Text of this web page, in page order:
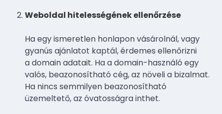
Weboldal hitelességének ellenőrzése
Ha egy ismeretlen honlapon vásárolnál, vagy
gyanús ajánlatot kaptál, érdemes ellenőrizni
a domain adatait. Ha a domain-használó egy
valós, beazonosítható cég, az növeli a bizalmat.
Ha nincs semmilyen beazonosítható
üzemeltető, az óvatosságra inthet.